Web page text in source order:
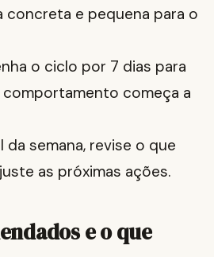
concreta e pequena para o
o ciclo por 7 dias para
começa a
da semana, revise o que
as próximas ações.
e o que